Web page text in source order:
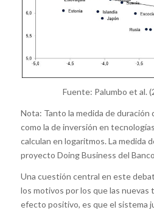
Fuente: Palumbo et al.
Nota: Tanto la medida de duración
como la de inversión en
calculan en logaritmos. La medida
proyecto Doing Business del
Una cuestión central en este
los motivos por los que las
efecto positivo, es que el sistema